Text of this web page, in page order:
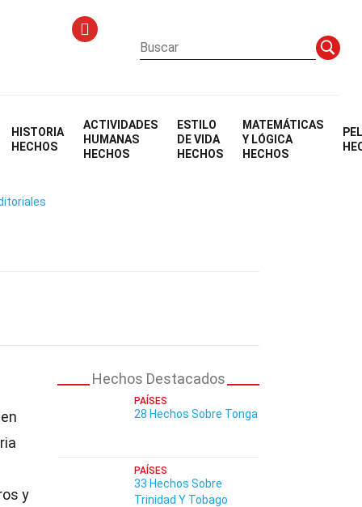
HISTORIA
HECHOS
ACTIVIDADES
HUMANAS
HECHOS
ESTILO
DE VIDA
HECHOS
MATEMÁTICAS
Y LÓGICA
HECHOS
y
Hechos Destacados
PAÍSES
28 Hechos Sobre Tonga
PAÍSES
33 Hechos Sobre
Trinidad Y Tobago